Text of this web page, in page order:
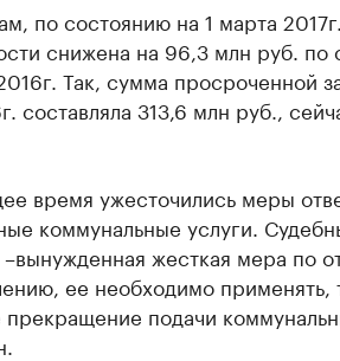
по состоянию на 1 марта
снижена на 96,3 млн руб. по
Так, сумма просроченной
составляла 313,6 млн руб.,
время ужесточились меры
коммунальные услуги.
жесткая мера по
ее необходимо применять,
прекращение подачи